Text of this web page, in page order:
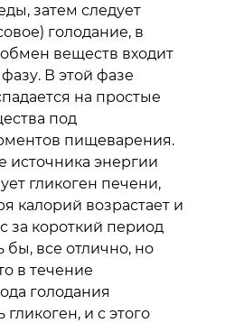
затем следует
голодание, в
веществ входит
В этой фазе
на простые
под
пищеварения.
источника энергии
гликоген печени,
калорий возрастает и
за короткий период
бы, все отлично, но
в течение
голодания
и с этого